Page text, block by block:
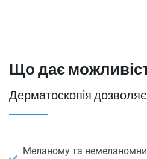
Що дає
Дерматоскопія дозволяє
Меланому та